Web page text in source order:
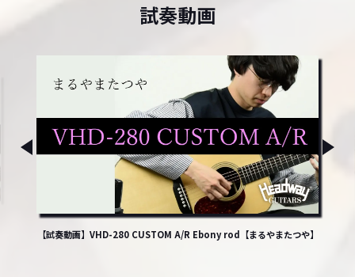
試奏動画
【試奏動画】VHD-280 CUSTOM A/R Ebony rod【まるやまたつや】